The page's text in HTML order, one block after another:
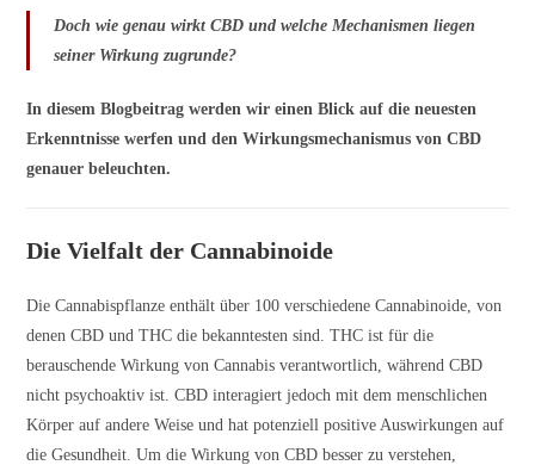
Doch wie genau wirkt CBD und welche Mechanismen liegen
seiner Wirkung zugrunde?
In diesem Blogbeitrag werden wir einen Blick auf die neuesten
Erkenntnisse werfen und den Wirkungsmechanismus von CBD
genauer beleuchten.
Die Vielfalt der Cannabinoide
Die Cannabispflanze enthält über 100 verschiedene Cannabinoide, von
denen CBD und THC die bekanntesten sind. THC ist für die
berauschende Wirkung von Cannabis verantwortlich, während CBD
nicht psychoaktiv ist. CBD interagiert jedoch mit dem menschlichen
Körper auf andere Weise und hat potenziell positive Auswirkungen auf
die Gesundheit. Um die Wirkung von CBD besser zu verstehen,